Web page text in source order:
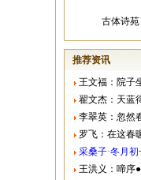
古体诗苑
推荐资讯
王文福：院子
翟文杰：天蓝
李翠英：忽然
罗飞：在这春
采桑子·冬月
王洪义：啼序